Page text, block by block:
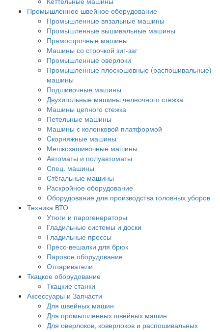
Промышленное швейное оборудование
Промышленные вязальные машины
Промышленные вышивальные машины
Прямострочные машины
Машины со строчкой зиг-заг
Промышленные оверлоки
Промышленные плоскошовные (распошивальные)
машины
Подшивочные машины
Двухигольные машины челночного стежка
Машины цепного стежка
Петельные машины
Машины с колонковой платформой
Cкорняжные машины
Мешкозашивочные машины
Автоматы и полуавтоматы
Спец. машины
Стёгальные машины
Раскройное оборудование
Оборудование для производства головных уборов
Техника ВТО
Утюги и парогенераторы
Гладильные системы и доски
Гладильные прессы
Пресс-вешалки для брюк
Паровое оборудование
Отпариватели
Ткацкое оборудование
Ткацкие станки
Аксессуары и Запчасти
Для швейных машин
Для промышленных швейных машин
Для оверлоков, коверлоков и распошивальных